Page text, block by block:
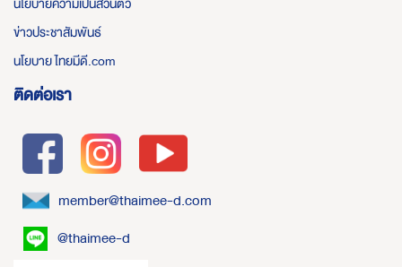
ข่าวประชาสัมพันธ์
นโยบาย ไทยมีดี.com
ติดต่อเรา
member@thaimee-d.com
@thaimee-d